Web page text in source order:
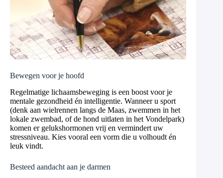
Bewegen voor je hoofd
Regelmatige lichaamsbeweging is een boost voor je
mentale gezondheid én intelligentie. Wanneer u sport
(denk aan wielrennen langs de Maas, zwemmen in het
lokale zwembad, of de hond uitlaten in het Vondelpark)
komen er gelukshormonen vrij en vermindert uw
stressniveau. Kies vooral een vorm die u volhoudt én
leuk vindt.
Besteed aandacht aan je darmen